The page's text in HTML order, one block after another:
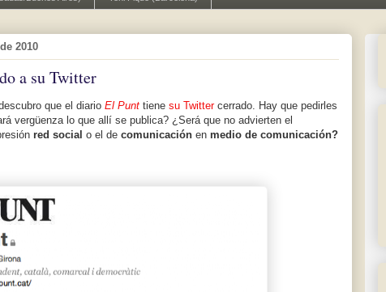
2010
a su Twitter
que el diario El Punt tiene su Twittercerrado. Hay que pedirles
vergüenza lo que allí se publica? ¿Será que no advierten el
red social o el de comunicación en medio de comunicación?